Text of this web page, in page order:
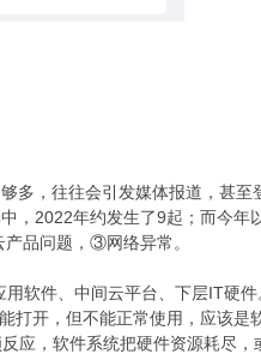
，往往会引发媒体报道，甚至
，2022年约发生了9起；而今年
品问题，③网络异常。
软件、中间云平台、下层IT硬
打开，但不能正常使用，应该是
应，软件系统把硬件资源耗尽，